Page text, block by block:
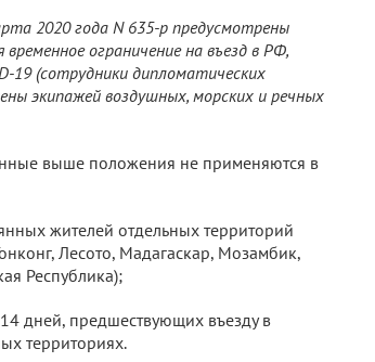
2020 года N 635-р предусмотрены
ограничение на въезд в РФ,
19 (сотрудники дипломатических
экипажей воздушных, морских и речных
выше положения не применяются в
жителей отдельных территорий
Лесото, Мадагаскар, Мозамбик,
Республика);
дней, предшествующих въезду в
территориях.